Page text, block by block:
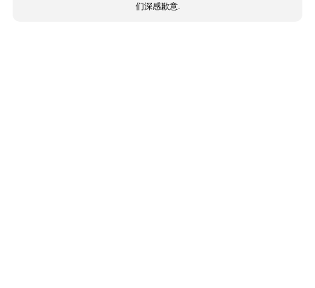
们深感歉意.